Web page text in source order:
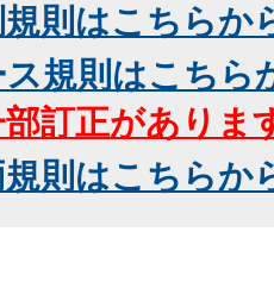
則はこちらか
ス規則はこちら
部訂正がありま
則はこちらか